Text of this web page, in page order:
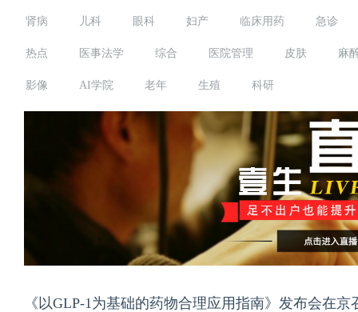
肾病 儿科 眼科 妇产 临床用药 急诊
热点 医事法学 综合 医院管理 皮肤 麻
影像 AI学院 老年 生殖 科研
《以GLP-1为基础的药物合理应用指南》发布会在